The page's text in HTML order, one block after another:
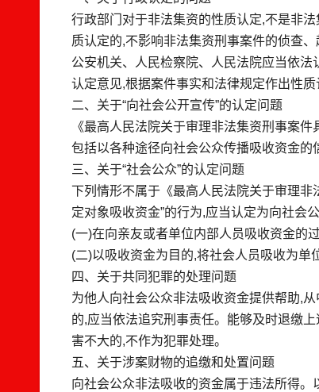
行政部门对于非法集资的性质认定,不是非
质认定的,不影响非法集资刑事案件的侦查、
公安机关、人民检察院、人民法院应当依
认定意见,根据案件事实和法律规定作出性质
二、关于“向社会公开宣传”的认定问题
《最高人民法院关于审理非法集资刑事案
包括以各种途径向社会公众传播吸收资金的
三、关于“社会公众”的认定问题
下列情形不属于《最高人民法院关于审理
定对象吸收资金”的行为,应当认定为向社会
(一)在向亲友或者单位内部人员吸收资金的
(二)以吸收资金为目的,将社会人员吸收为单
四、关于共同犯罪的处理问题
为他人向社会公众非法吸收资金提供帮助,
的,应当依法追究刑事责任。能够及时退缴
害不大的,不作为犯罪处理。
五、关于涉案财物的追缴和处置问题
向社会公众非法吸收的资金属于违法所得